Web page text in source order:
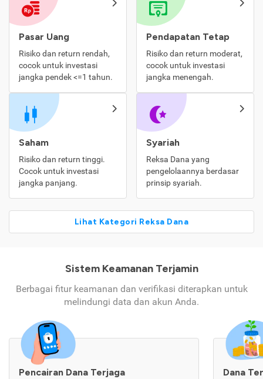
Pasar Uang
Risiko dan return rendah,
cocok untuk investasi
jangka pendek <=1 tahun.
Pendapatan Tetap
Risiko dan return moderat,
cocok untuk investasi
jangka menengah.
Saham
Risiko dan return tinggi.
Cocok untuk investasi
jangka panjang.
Syariah
Reksa Dana yang
pengelolaannya berdasar
prinsip syariah.
Lihat Kategori Reksa Dana
Sistem Keamanan Terjamin
Berbagai fitur keamanan dan verifikasi diterapkan untuk
melindungi data dan akun Anda.
Pencairan Dana Terjaga Dana